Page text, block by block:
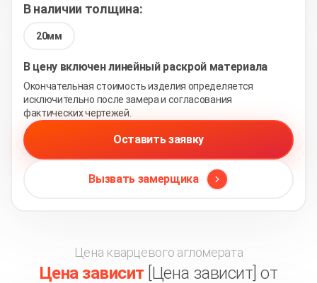
В наличии толщина:
20мм
В цену включен линейный раскрой материала
Окончательная стоимость изделия определяется
исключительно после замера и согласования
фактических чертежей.
Оставить заявку
Вызвать замерщика
Цена кварцевого агломерата
Цена зависит [Цена зависит] от